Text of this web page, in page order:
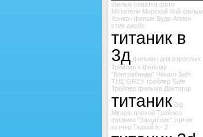
фильм схватка фото
Мстители Морской бой фильм
Хэнкок фильм Вуди Аллен
стив джобс
титаник в
3д фильмы для взрослых
Трейлер к фильму
"Контрабанда" Чикаго Safe
THE GREY трейлер Safe
Трейлер фильма Диктатор
титаник Big
Miracle плохой Трейлер
фильма "Защитник" эштон
катчер Гадкий я - 2